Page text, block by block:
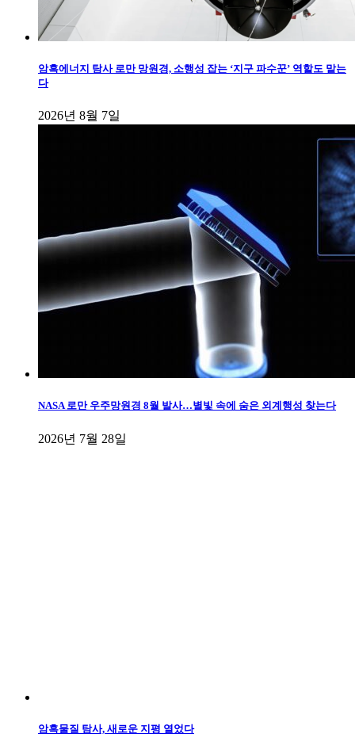
암흑에너지 탐사 로만 망원경, 소행성 잡는 ‘지구 파수꾼’ 역할도 맡는
다
2026년 8월 7일
NASA 로만 우주망원경 8월 발사…별빛 속에 숨은 외계행성 찾는다
2026년 7월 28일
암흑물질 탐사, 새로운 지평 열었다